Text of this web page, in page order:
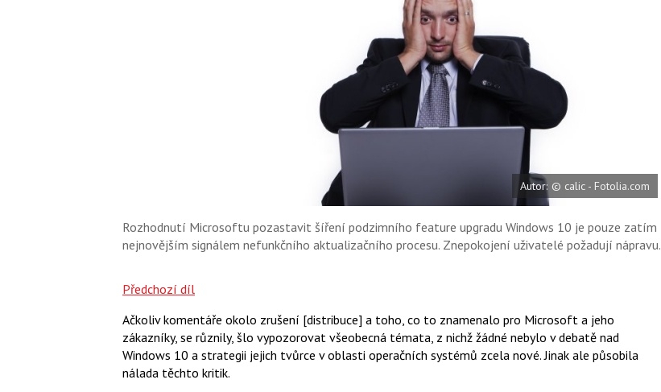
Autor: © calic - Fotolia.com
Rozhodnutí Microsoftu pozastavit šíření podzimního feature upgradu Windows 10 je pouze zatím
nejnovějším signálem nefunkčního aktualizačního procesu. Znepokojení uživatelé požadují nápravu.
Předchozí díl
Ačkoliv komentáře okolo zrušení [distribuce] a toho, co to znamenalo pro Microsoft a jeho
zákazníky, se různily, šlo vypozorovat všeobecná témata, z nichž žádné nebylo v debatě nad
Windows 10 a strategii jejich tvůrce v oblasti operačních systémů zcela nové. Jinak ale působila
nálada těchto kritik.